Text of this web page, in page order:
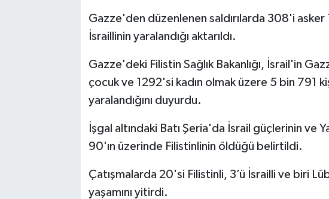
Gazze'den düzenlenen saldırılarda 308'i
İsraillinin yaralandığı aktarıldı.
Gazze'deki Filistin Sağlık Bakanlığı, İsrail'in
çocuk ve 1292'si kadın olmak üzere 5 bin 791
yaralandığını duyurdu.
İşgal altındaki Batı Şeria'da İsrail güçlerinin ve
90'ın üzerinde Filistinlinin öldüğü belirtildi.
Çatışmalarda 20'si Filistinli, 3’ü İsrailli ve biri
yaşamını yitirdi.